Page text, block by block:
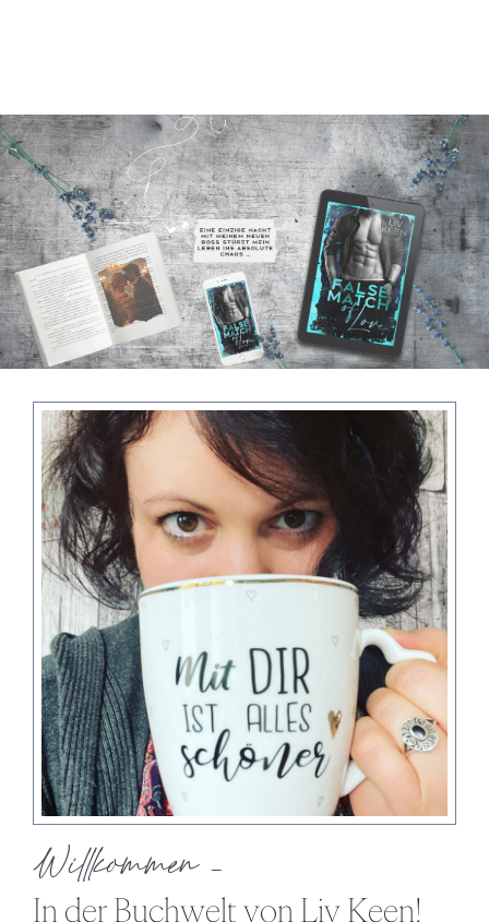
Willkommen –
In der Buchwelt von Liv Keen!